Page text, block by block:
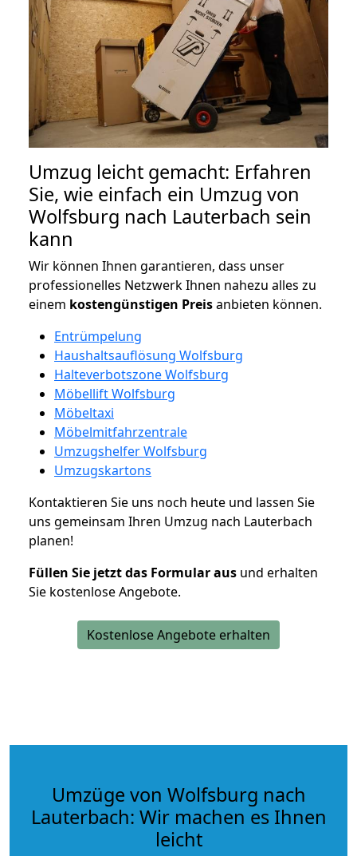
Umzug leicht gemacht: Erfahren
Sie, wie einfach ein Umzug von
Wolfsburg nach Lauterbach sein
kann
Wir können Ihnen garantieren, dass unser
professionelles Netzwerk Ihnen nahezu alles zu
einem kostengünstigen Preisanbieten können.
Entrümpelung
Haushaltsauflösung Wolfsburg
Halteverbotszone Wolfsburg
Möbellift Wolfsburg
Möbeltaxi
Möbelmitfahrzentrale
Umzugshelfer Wolfsburg
Umzugskartons
Kontaktieren Sie uns noch heute und lassen Sie
uns gemeinsam Ihren Umzug nach Lauterbach
planen!
Füllen Sie jetzt das Formular aus und erhalten
Sie kostenlose Angebote.
Kostenlose Angebote erhalten
Umzüge von Wolfsburg nach
Lauterbach: Wir machen es Ihnen
leicht